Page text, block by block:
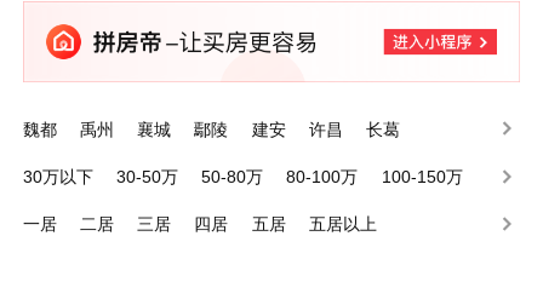
魏都 禹州 襄城 鄢陵 建安 许昌 长葛
30万以下 30-50万 50-80万 80-100万
100-150万
一居
二居 三居 四居 五居 五居以上